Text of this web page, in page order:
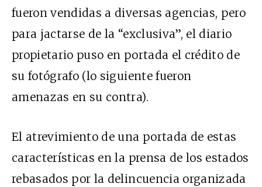
fueron vendidas a diversas agencias, pero
para jactarse de la “exclusiva”, el diario
propietario puso en portada el crédito de
su fotógrafo (lo siguiente fueron
amenazas en su contra).
El atrevimiento de una portada de estas
características en la prensa de los estados
rebasados por la delincuencia organizada